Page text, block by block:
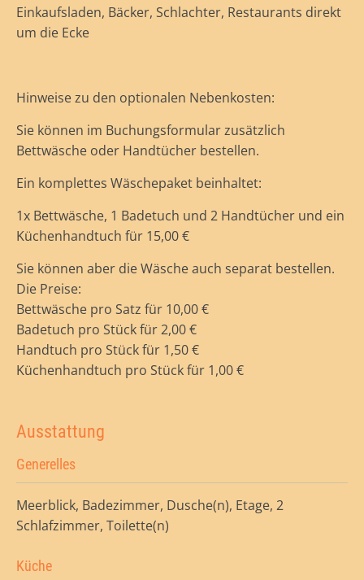
Einkaufsladen, Bäcker, Schlachter, Restaurants direkt
um die Ecke
Hinweise zu den optionalen Nebenkosten:
Sie können im Buchungsformular zusätzlich
Bettwäsche oder Handtücher bestellen.
Ein komplettes Wäschepaket beinhaltet:
1x Bettwäsche, 1 Badetuch und 2 Handtücher und ein
Küchenhandtuch für 15,00 €
Sie können aber die Wäsche auch separat bestellen.
Die Preise:
Bettwäsche pro Satz für 10,00 €
Badetuch pro Stück für 2,00 €
Handtuch pro Stück für 1,50 €
Küchenhandtuch pro Stück für 1,00 €
Ausstattung
Generelles
Meerblick, Badezimmer, Dusche(n), Etage, 2
Schlafzimmer, Toilette(n)
Küche